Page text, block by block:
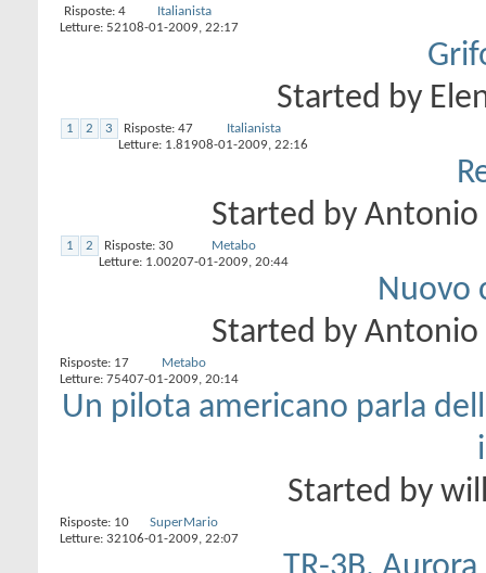
Risposte: 4
Letture: 521
Italianista
08-01-2009, 22:17
Started by
1 2 3 Risposte: 47
Letture: 1.819
Italianista
08-01-2009, 22:16
Started by Antonio
1 2 Risposte: 30
Letture: 1.002
Metabo
07-01-2009, 20:44
Nuovo
Started by Antonio
Risposte: 17
Letture: 754
Metabo
07-01-2009, 20:14
Un pilota americano parla
Started by
Risposte: 10
Letture: 321
SuperMario
06-01-2009, 22:07